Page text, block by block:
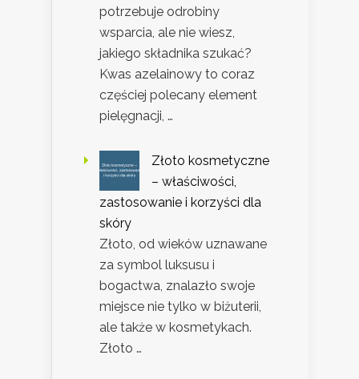
potrzebuje odrobiny
wsparcia, ale nie wiesz,
jakiego składnika szukać?
Kwas azelainowy to coraz
częściej polecany element
pielęgnacji, …
Złoto kosmetyczne
– właściwości,
zastosowanie i korzyści dla
skóry
Złoto, od wieków uznawane
za symbol luksusu i
bogactwa, znalazło swoje
miejsce nie tylko w biżuterii,
ale także w kosmetykach.
Złoto …